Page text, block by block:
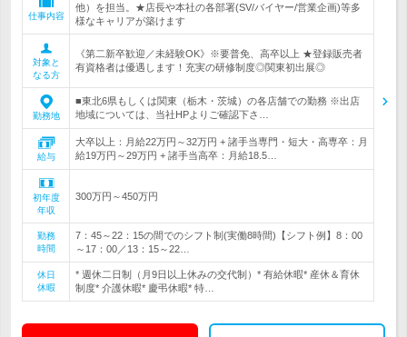
仕事内容
他）を担当。★店長や本社の各部署(SV/バイヤー/営業企画)等多
様なキャリアが築けます
対象と
なる方
《第二新卒歓迎／未経験OK》※要普免、高卒以上 ★登録販売者
有資格者は優遇します！充実の研修制度◎関東初出展◎
勤務地
■東北6県もしくは関東（栃木・茨城）の各店舗での勤務 ※出店
地域については、当社HPよりご確認下さ…
給与
大卒以上：月給22万円～32万円 + 諸手当専門・短大・高専卒：月
給19万円～29万円 + 諸手当高卒：月給18.5…
初年度
年収
300万円～450万円
勤務
時間
7：45～22：15の間でのシフト制(実働8時間)【シフト例】8：00
～17：00／13：15～22…
休日
休暇
* 週休二日制（月9日以上休みの交代制）* 有給休暇* 産休＆育休
制度* 介護休暇* 慶弔休暇* 特…